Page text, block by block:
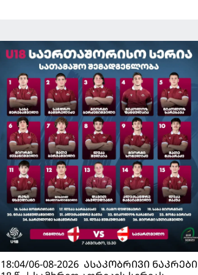
18:04/06-08-2026 ᲐᲡᲐᲙᲝᲑᲠᲘᲕᲘ ᲜᲐᲙᲠᲔᲑᲘ